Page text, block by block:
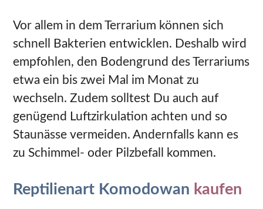
Vor allem in dem Terrarium können sich
schnell Bakterien entwicklen. Deshalb wird
empfohlen, den Bodengrund des Terrariums
etwa ein bis zwei Mal im Monat zu
wechseln. Zudem solltest Du auch auf
genügend Luftzirkulation achten und so
Staunässe vermeiden. Andernfalls kann es
zu Schimmel- oder Pilzbefall kommen.
Reptilienart Komodowan kaufen